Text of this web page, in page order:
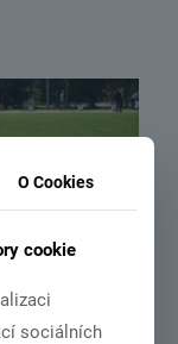
O Cookies
cookie
sociálních